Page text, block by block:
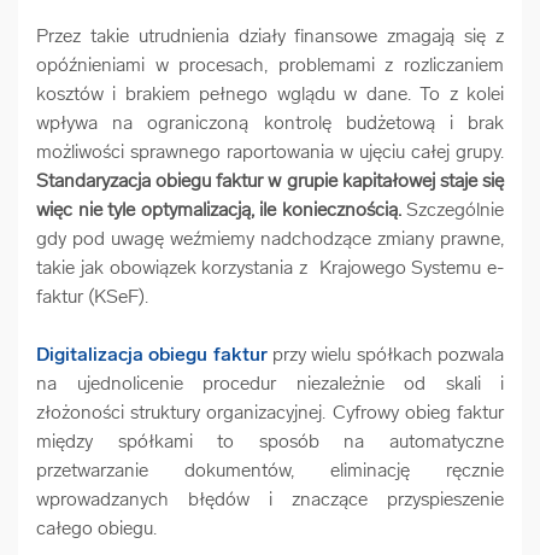
Przez takie utrudnienia działy finansowe zmagają się z
opóźnieniami w procesach, problemami z rozliczaniem
kosztów i brakiem pełnego wglądu w dane. To z kolei
wpływa na ograniczoną kontrolę budżetową i brak
możliwości sprawnego raportowania w ujęciu całej grupy.
Standaryzacja obiegu faktur w grupie kapitałowej staje się
więc nie tyle optymalizacją, ile koniecznością. Szczególnie
gdy pod uwagę weźmiemy nadchodzące zmiany prawne,
takie jak obowiązek korzystania z Krajowego Systemu e-
faktur (KSeF).
Digitalizacja obiegu fakturprzy wielu spółkach pozwala
na ujednolicenie procedur niezależnie od skali i
złożoności struktury organizacyjnej. Cyfrowy obieg faktur
między spółkami to sposób na automatyczne
przetwarzanie dokumentów, eliminację ręcznie
wprowadzanych błędów i znaczące przyspieszenie
całego obiegu.